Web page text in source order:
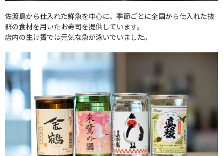
佐渡島から仕入れた鮮魚を中心に、季節ごとに全国から仕入れた抜
群の食材を用いたお寿司を提供しています。
店内の生け簀では元気な魚が泳いでいました。